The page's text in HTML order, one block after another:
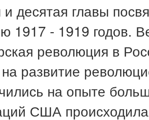
десятая главы
1917 - 1919 годов.
революция в
развитие
на опыте
США